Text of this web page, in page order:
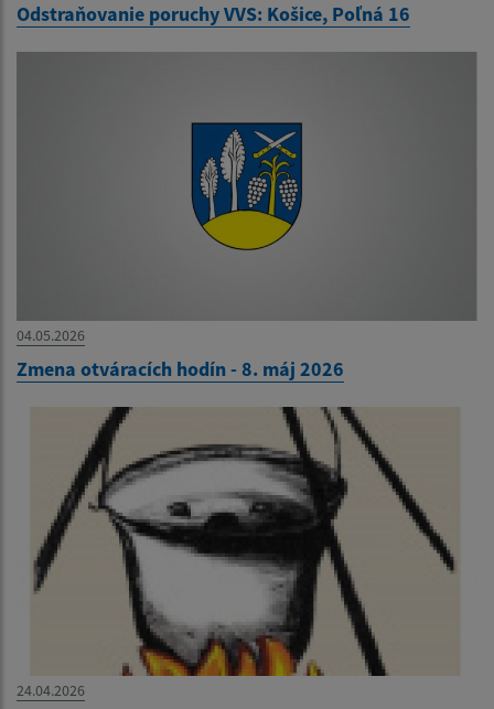
Odstraňovanie poruchy VVS: Košice, Poľná 16
04.05.2026
Zmena otváracích hodín - 8. máj 2026
24.04.2026